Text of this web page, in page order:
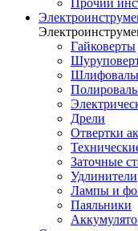
Прочий
Гайковерты
Дрели
Отвертки
Заточные
Удлинители
Лампы и
Паяльники